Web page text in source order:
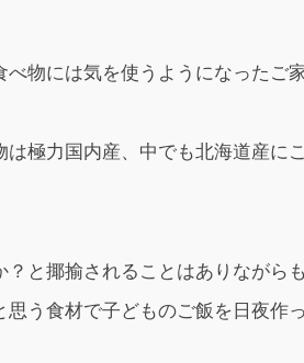
物には気を使うようになったご
極力国内産、中でも北海道産に
と揶揄されることはありながら
う食材で子どものご飯を日夜作っ